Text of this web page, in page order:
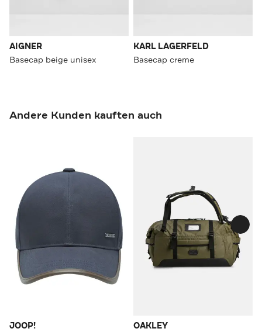
AIGNER
Basecap beige unisex
KARL LAGERFELD
Basecap creme
Andere Kunden kauften auch
JOOP! OAKLEY